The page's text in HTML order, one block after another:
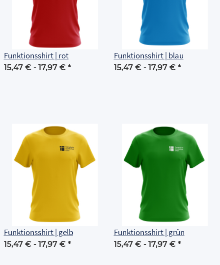
Funktionsshirt | rot
15,47 € - 17,97 € *
Funktionsshirt | blau
15,47 € - 17,97 € *
Funktionsshirt | gelb
15,47 € - 17,97 € *
Funktionsshirt | grün
15,47 € - 17,97 € *